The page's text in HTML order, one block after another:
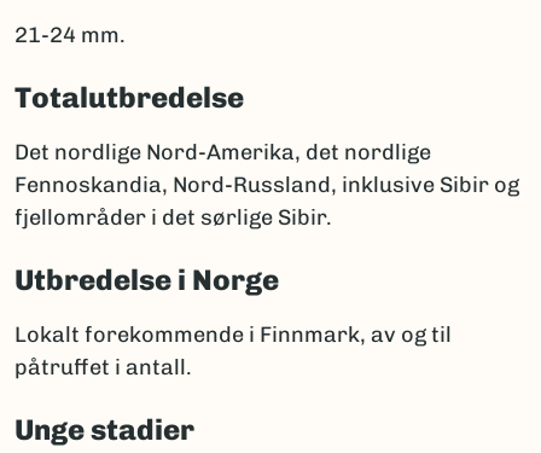
21-24 mm.
Totalutbredelse
Det nordlige Nord-Amerika, det nordlige
Fennoskandia, Nord-Russland, inklusive Sibir og
fjellområder i det sørlige Sibir.
Utbredelse i Norge
Lokalt forekommende i Finnmark, av og til
påtruffet i antall.
Unge stadier